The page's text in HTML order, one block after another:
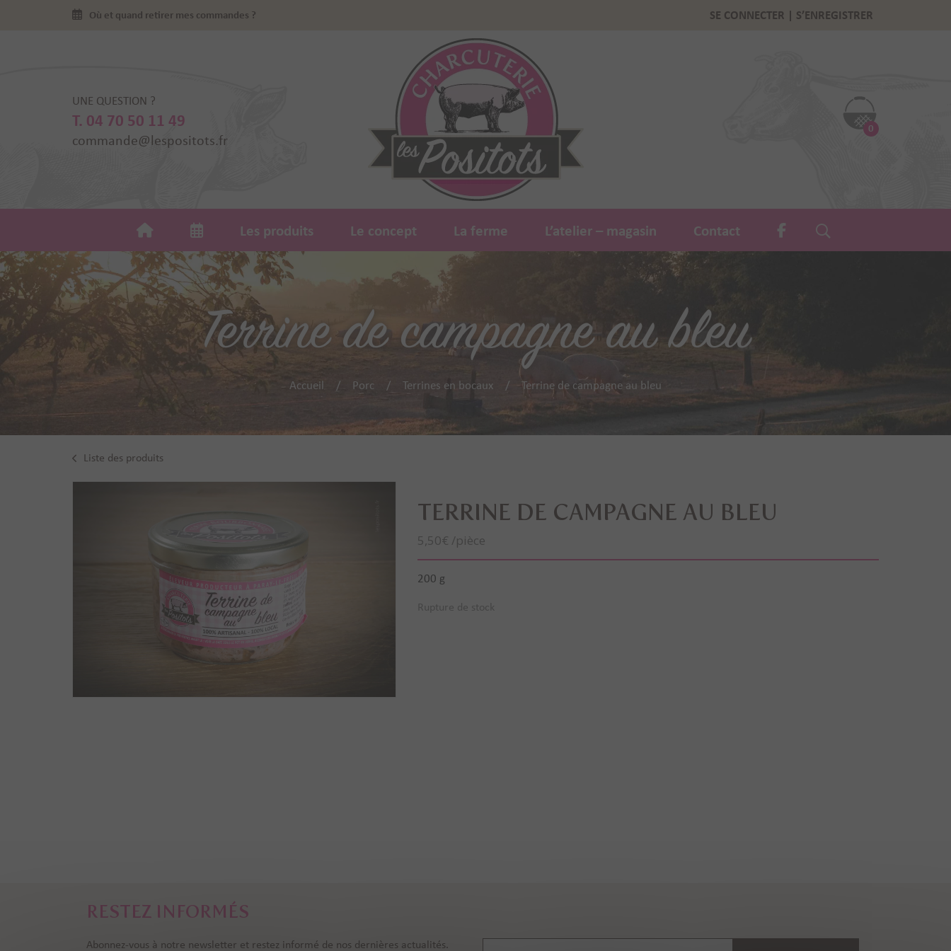
Où et quand retirer mes commandes ? SE CONNECTER | S’ENREGISTRER
UNE QUESTION ?
T. 04 70 50 11 49
commande@lespositots.fr
0
Les produits Le concept La ferme L’atelier – magasin Contact
Terrine de campagne au bleu
Accueil Porc Terrines en bocaux Terrine de campagne au bleu
Liste des produits
TERRINE DE CAMPAGNE AU BLEU
5,50€ /pièce
200 g
Rupture de stock
RESTEZ INFORMÉS
Abonnez-vous à notre newsletter et restez informé de nos dernières actualités.